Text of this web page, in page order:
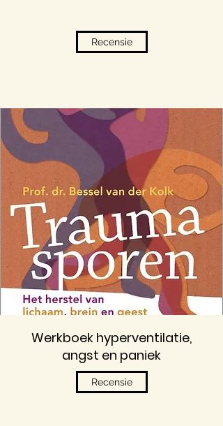
Recensie
Werkboek hyperventilatie,
angst en paniek
Recensie